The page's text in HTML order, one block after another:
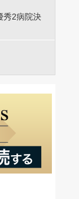
秀2病院決